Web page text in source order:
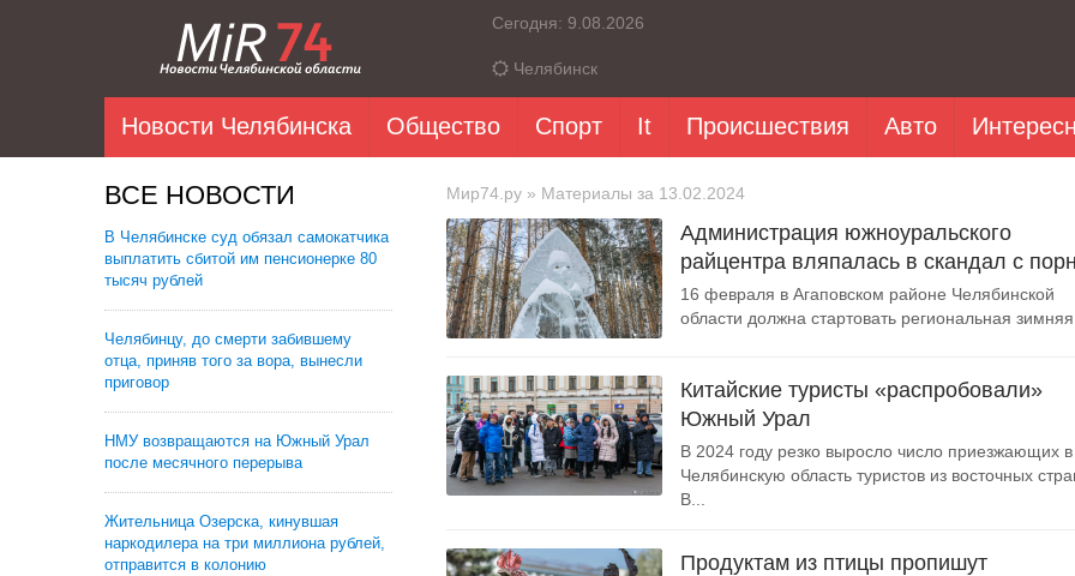
Сегодня: 9.08.2026
Челябинск
Новости Челябинска Общество Спорт It Происшествия Авто
ВСЕ НОВОСТИ
В Челябинске суд обязал самокатчика
выплатить сбитой им пенсионерке 80
тысяч рублей
Челябинцу, до смерти забившему
отца, приняв того за вора, вынесли
приговор
НМУ возвращаются на Южный Урал
после месячного перерыва
Жительница Озерска, кинувшая
наркодилера на три миллиона рублей,
отправится в колонию
Мир74.ру » Материалы за 13.02.2024
Администрация южноуральского
райцентра вляпалась в скандал с
16 февраля в Агаповском районе Челябинской
области должна стартовать региональная
Китайские туристы «распробовали»
Южный Урал
В 2024 году резко выросло число приезжающих в
Челябинскую область туристов из восточных
В...
Продуктам из птицы пропишут